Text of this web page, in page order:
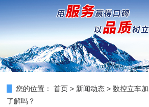
您的位置： 首页 > 新闻动态 >数控立车
了解吗？